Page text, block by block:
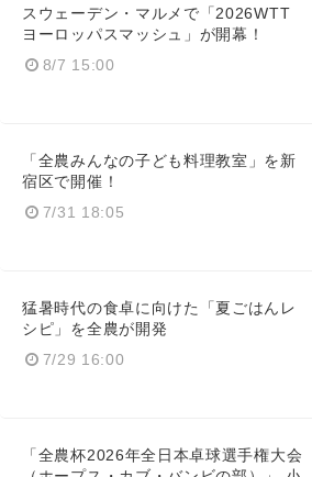
スウェーデン・マルメで「2026WTT
ヨーロッパスマッシュ」が開幕！
8/7 15:00
「全農みんなの子ども料理教室」を新
宿区で開催！
7/31 18:05
猛暑時代の食卓に向けた「夏ごはんレ
シピ」を全農が開発
7/29 16:00
「全農杯2026年全日本卓球選手権大会